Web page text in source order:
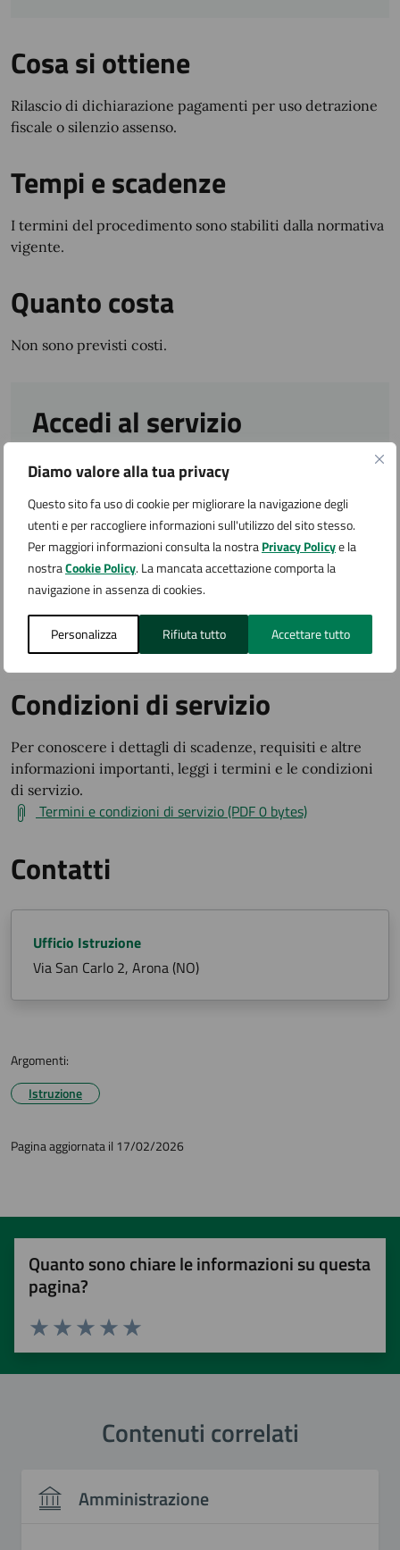
Diamo valore alla tua privacy
Questo sito fa uso di cookie per migliorare la navigazione degli
utenti e per raccogliere informazioni sull'utilizzo del sito stesso.
Per maggiori informazioni consulta la nostraPrivacy Policye la
nostraCookie Policy. La mancata accettazione comporta la
navigazione in assenza di cookies.
Personalizza Rifiuta tutto Accettare tutto
Cosa si ottiene
Rilascio di dichiarazione pagamenti per uso detrazione
fiscale o silenzio assenso.
Tempi e scadenze
I termini del procedimento sono stabiliti dalla normativa
vigente.
Quanto costa
Non sono previsti costi.
Accedi al servizio
L'ufficio Istruzione riceve senza appuntamento
Ulteriori informazioni
Comun ale per la puntuale conoscenza dei termini e
delle condizioni del servizio.
Condizioni di servizio
Per conoscere i dettagli di scadenze, requisiti e altre
informazioni importanti, leggi i termini e le condizioni
di servizio.
Termini e condizioni di servizio (PDF 0 bytes)
Contatti
Ufficio Istruzione
Via San Carlo 2, Arona (NO)
Argomenti:
Istruzione
Pagina aggiornata il 17/02/2026
Quanto sono chiare le informazioni su questa
pagina?
Valuta 5 stelle su 5
Valuta 4 stelle su 5
Valuta 3 stelle su 5
Valuta 2 stelle su 5
Valuta 1 stelle su 5
Contenuti correlati
Amministrazione